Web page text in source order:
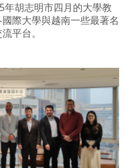
年胡志明市四月的大學教
際大學與越南一些最著名
平台。